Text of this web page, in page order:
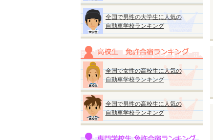
全国で男性の大学生に人気の
自動車学校ランキング
全国で女性の高校生に人気の
自動車学校ランキング
全国で男性の高校生に人気の
自動車学校ランキング